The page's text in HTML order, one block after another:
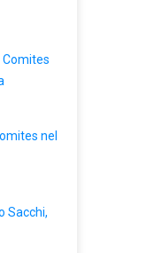
Comites
nel
Sacchi,